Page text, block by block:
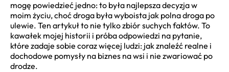
mogę powiedzieć jedno: to była najlepsza decyzja w
moim życiu, choć droga była wyboista jak polna droga po
ulewie. Ten artykuł to nie tylko zbiór suchych faktów. To
kawałek mojej historii i próba odpowiedzi na pytanie,
które zadaje sobie coraz więcej ludzi: jak znaleźć realne i
dochodowe pomysły na biznes na wsi i nie zwariować po
drodze.